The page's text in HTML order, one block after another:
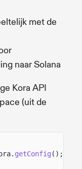
met de
naar Solana
Kora API
(uit de
getConfig ();